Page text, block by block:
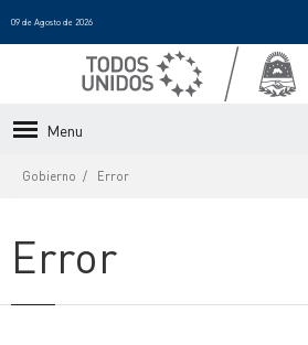
09 de Agosto de 2026
Menu
Gobierno Error
Error